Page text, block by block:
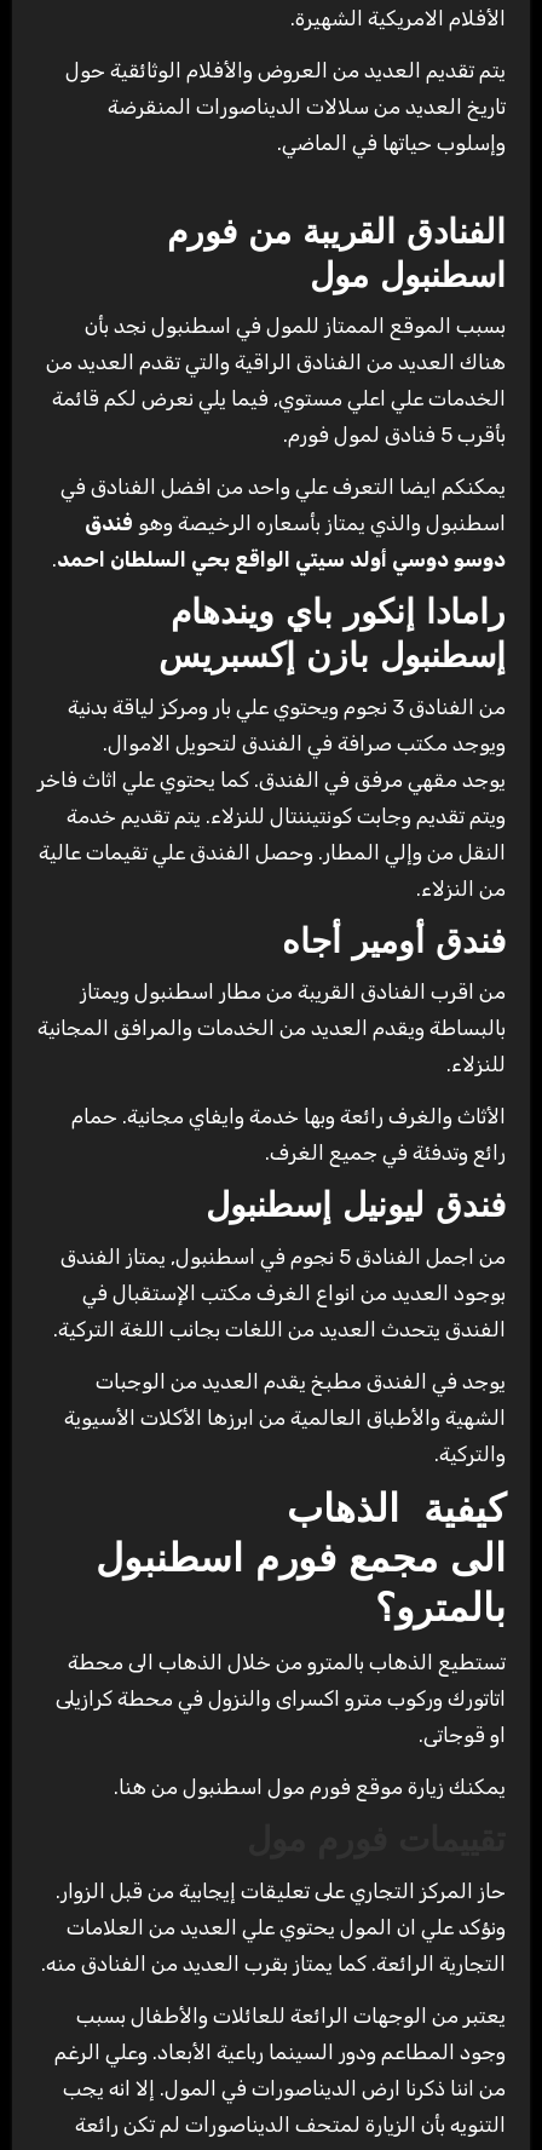
الأفلام الامريكية الشهيرة.
يتم تقديم العديد من العروض والأفلام الوثائقية حول
تاريخ العديد من سلالات الديناصورات المنقرضة
وإسلوب حياتها في الماضي.
الفنادق القريبة من فورم
اسطنبول مول
بسبب الموقع الممتاز للمول في اسطنبول نجد بأن
هناك العديد من الفنادق الراقية والتي تقدم العديد من
الخدمات علي اعلي مستوي, فيما يلي نعرض لكم قائمة
بأقرب 5 فنادق لمول فورم.
يمكنكم ايضا التعرف علي واحد من افضل الفنادق في
اسطنبول والذي يمتاز بأسعاره الرخيصة وهو فندق
دوسو دوسي أولد سيتي الواقع بحي السلطان احمد.
رامادا إنكور باي ويندهام
إسطنبول بازن إكسبريس
من الفنادق 3 نجوم ويحتوي علي بار ومركز لياقة بدنية
ويوجد مكتب صرافة في الفندق لتحويل الاموال.
يوجد مقهي مرفق في الفندق. كما يحتوي علي اثاث فاخر
ويتم تقديم وجابت كونتيننتال للنزلاء. يتم تقديم خدمة
النقل من وإلي المطار. وحصل الفندق علي تقيمات عالية
من النزلاء.
فندق أومير أجاه
من اقرب الفنادق القريبة من مطار اسطنبول ويمتاز
بالبساطة ويقدم العديد من الخدمات والمرافق المجانية
للنزلاء.
الأثاث والغرف رائعة وبها خدمة وايفاي مجانية. حمام
رائع وتدفئة في جميع الغرف.
فندق ليونيل إسطنبول
من اجمل الفنادق 5 نجوم في اسطنبول, يمتاز الفندق
بوجود العديد من انواع الغرف مكتب الإستقبال في
الفندق يتحدث العديد من اللغات بجانب اللغة التركية.
يوجد في الفندق مطبخ يقدم العديد من الوجبات
الشهية والأطباق العالمية من ابرزها الأكلات الأسيوية
والتركية.
كيفية الذهاب
الى مجمع فورم اسطنبول
بالمترو؟
تستطيع الذهاب بالمترو من خلال الذهاب الى محطة
اتاتورك وركوب مترو اكسراى والنزول في محطة كرازيلى
او قوجاتى.
يمكنك زيارة موقع فورم مول اسطنبول من هنا.
حاز المركز التجاري على تعليقات إيجابية من قبل الزوار.
ونؤكد علي ان المول يحتوي علي العديد من العلامات
التجارية الرائعة. كما يمتاز بقرب العديد من الفنادق منه.
يعتبر من الوجهات الرائعة للعائلات والأطفال بسبب
وجود المطاعم ودور السينما رباعية الأبعاد. وعلي الرغم
من اننا ذكرنا ارض الديناصورات في المول. إلا انه يجب
التنويه بأن الزيارة لمتحف الديناصورات لم تكن رائعة